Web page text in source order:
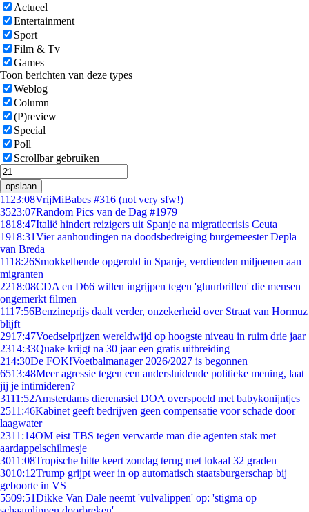
Actueel
Entertainment
Sport
Film & Tv
Games
Toon berichten van deze types
Weblog
Column
(P)review
Special
Poll
Scrollbar gebruiken
opslaan
11 23:08VrijMiBabes #316 (not very sfw!)
3523:07Random Pics van de Dag #1979
1818:47Italië hindert reizigers uit Spanje na migratiecrisis Ceuta
1918:31Vier aanhoudingen na doodsbedreiging burgemeester Depla
van Breda
1118:26Smokkelbende opgerold in Spanje, verdienden miljoenen aan
migranten
2218:08CDA en D66 willen ingrijpen tegen 'gluurbrillen' die mensen
ongemerkt filmen
1117:56Benzineprijs daalt verder, onzekerheid over Straat van Hormuz
blijft
2917:47Voedselprijzen wereldwijd op hoogste niveau in ruim drie jaar
2314:33Quake krijgt na 30 jaar een gratis uitbreiding
214:30De FOK!Voetbalmanager 2026/2027 is begonnen
6513:48Meer agressie tegen een andersluidende politieke mening, laat
jij je intimideren?
3111:52Amsterdams dierenasiel DOA overspoeld met babykonijntjes
2511:46Kabinet geeft bedrijven geen compensatie voor schade door
laagwater
2311:14OM eist TBS tegen verwarde man die agenten stak met
aardappelschilmesje
3011:08Tropische hitte keert zondag terug met lokaal 32 graden
3010:12Trump grijpt weer in op automatisch staatsburgerschap bij
geboorte in VS
5509:51Dikke Van Dale neemt 'vulvalippen' op: 'stigma op